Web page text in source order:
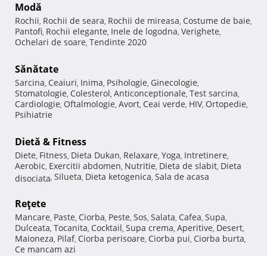
Modă
Rochii, Rochii de seara, Rochii de mireasa, Costume de baie,
Pantofi, Rochii elegante, Inele de logodna, Verighete,
Ochelari de soare, Tendinte 2020
Sănătate
Sarcina, Ceaiuri, Inima, Psihologie, Ginecologie,
Stomatologie, Colesterol, Anticonceptionale, Test sarcina,
Cardiologie, Oftalmologie, Avort, Ceai verde, HIV, Ortopedie,
Psihiatrie
Dietă & Fitness
Diete, Fitness, Dieta Dukan, Relaxare, Yoga, Intretinere,
Aerobic, Exercitii abdomen, Nutritie, Dieta de slabit, Dieta
disociata, Silueta, Dieta ketogenica, Sala de acasa
Reţete
Mancare, Paste, Ciorba, Peste, Sos, Salata, Cafea, Supa,
Dulceata, Tocanita, Cocktail, Supa crema, Aperitive, Desert,
Maioneza, Pilaf, Ciorba perisoare, Ciorba pui, Ciorba burta,
Ce mancam azi